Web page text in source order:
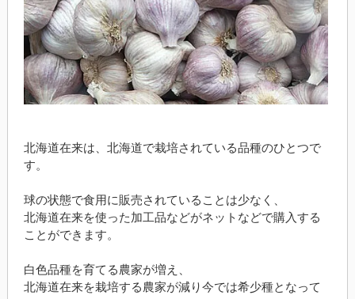
北海道在来は、北海道で栽培されている品種のひとつで
す。
球の状態で食用に販売されていることは少なく、
北海道在来を使った加工品などがネットなどで購入する
ことができます。
白色品種を育てる農家が増え、
北海道在来を栽培する農家が減り今では希少種となって